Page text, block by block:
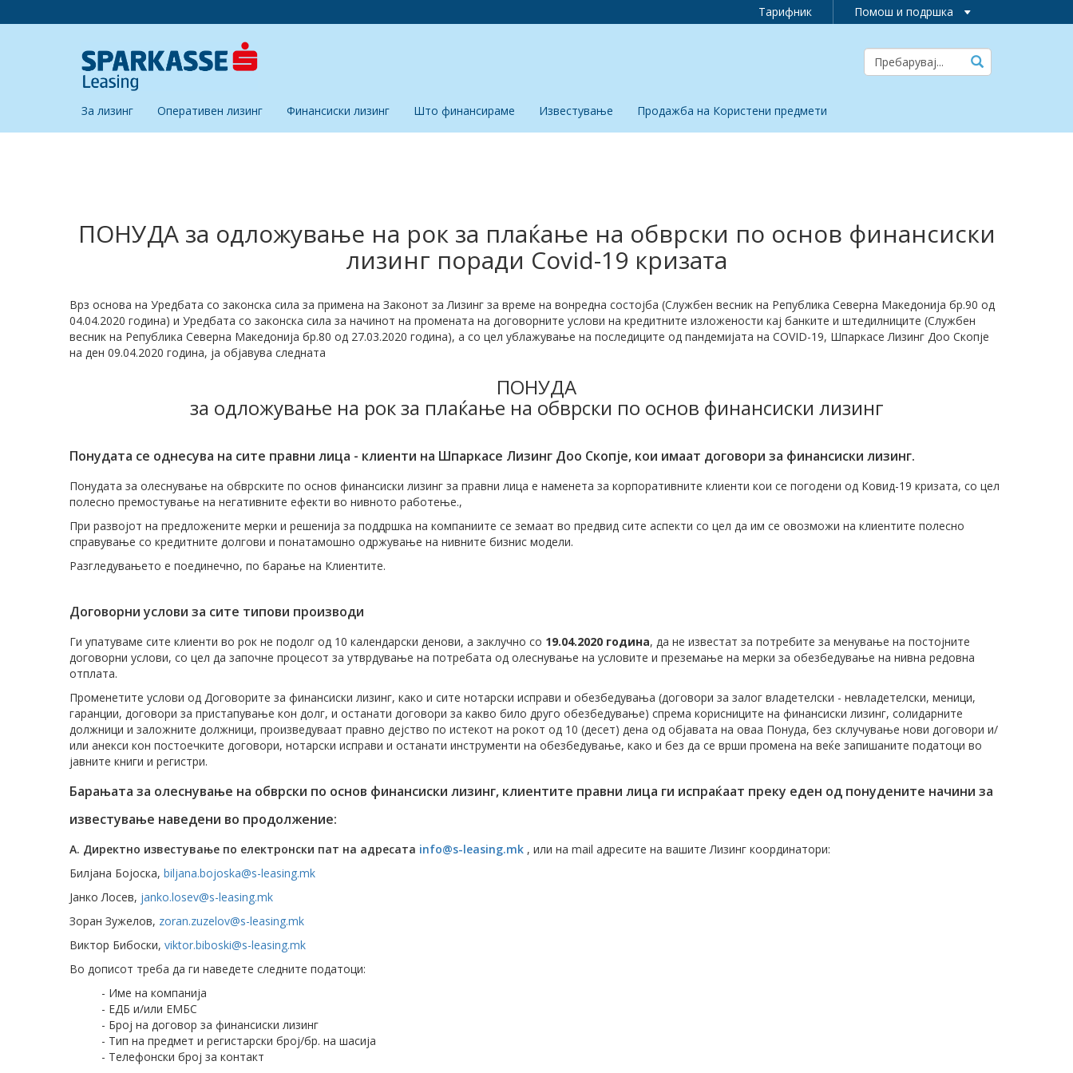
Помош и подршка
Тарифник
За лизинг Оперативен лизинг Финансиски лизинг Што финансираме Известување Продажба на Користени предмети
ПОНУДА за одложување на рок за плаќање на обврски по основ финансиски
лизинг поради Covid-19 кризата
Врз основа на Уредбата со законска сила за примена на Законот за Лизинг за време на вонредна состојба (Службен весник на Република Северна Македонија бр.90 од
04.04.2020 година) и Уредбата со законска сила за начинот на промената на договорните услови на кредитните изложености кај банките и штедилниците (Службен
весник на Република Северна Македонија бр.80 од 27.03.2020 година), а со цел ублажување на последиците од пандемијата на COVID-19, Шпаркасе Лизинг Доо Скопје
на ден 09.04.2020 година, ја објавува следната
ПОНУДА
за одложување на рок за плаќање на обврски по основ финансиски лизинг
Понудата се однесува на сите правни лица - клиенти на Шпаркасе Лизинг Доо Скопје, кои имаат договори за финансиски лизинг.
Понудата за олеснување на обврските по основ финансиски лизинг за правни лица e наменетa за корпоративните клиенти кои се погодени од Ковид-19 кризата, со цел
полесно премостување на негативните ефекти во нивното работење.,
При развојот на предложените мерки и решенија за поддршка на компаниите се земаат во предвид сите аспекти со цел да им се овозможи на клиентите полесно
справување со кредитните долгови и понатамошно одржување на нивните бизнис модели.
Разгледувањето е поединечно, по барање на Клиентите.
Договорни услови за сите типови производи
Ги упатуваме сите клиенти во рок не подолг од 10 календарски денови, а заклучно со 19.04.2020 година, да не известат за потребите за менување на постојните
договорни услови, со цел да започне процесот за утврдување на потребата од олеснување на условите и преземање на мерки за обезбедување на нивна редовна
отплата.
Променетите услови од Договорите за финансиски лизинг, како и сите нотарски исправи и обезбедувања (договори за залог владетелски - невладетелски, меници,
гаранции, договори за пристапување кон долг, и останати договори за какво било друго обезбедување) спрема корисниците на финансиски лизинг, солидарните
должници и заложните должници, произведуваат правно дејство по истекот на рокот од 10 (десет) дена од објавата на оваа Понуда, без склучување нови договори и/
или анекси кон постоечките договори, нотарски исправи и останати инструменти на обезбедување, како и без да се врши промена на веќе запишаните податоци во
јавните книги и регистри.
Барањата за олеснување на обврски по основ финансиски лизинг, клиентите правни лица ги испраќаат преку еден од понудените начини за
известување наведени во продолжение:
А. Директно известување по електронски пат на адресата info@s-leasing.mk , или на mail адресите на вашите Лизинг координатори:
Билјана Бојоска, biljana.bojoska@s-leasing.mk
Јанко Лосев, janko.losev@s-leasing.mk
Зоран Зужелов, zoran.zuzelov@s-leasing.mk
Виктор Бибоски, viktor.biboski@s-leasing.mk
Во дописот треба да ги наведете следните податоци:
- Име на компанија
- ЕДБ и/или ЕМБС
- Број на договор за финансиски лизинг
- Тип на предмет и регистарски број/бр. на шасија
- Телефонски број за контакт